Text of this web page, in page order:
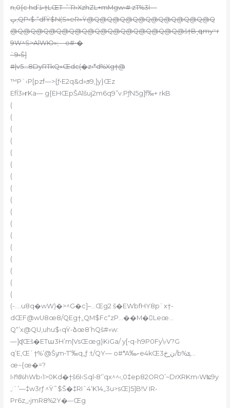
n,0{c hd’ڐ›†LŒT-˜’R›XzhZL+mMgw‹# zT%3ӏ—
ڀ,QP‹$.“dfŸ$N(S»eR»Ÿ@Q@Q@Q@Q@Q@Q@Q@Q@Q@Q
@Q@Q@Q@Q@Q@Q@Q@Q@Q@Q@Q@Q@Q@š†B˱գmy=r
9W^S>AlWЮ»;—o#•�
`9›Š]
#|v5…8DyRTkQ»Œdc(�z‹*d%Xg†@
™P`‹P[pzf—>{ƒ•E2q&d»ϧ9,]y}Œz
EfÍ3ҥKa— g{EHŒpŠA1šuj2m6q9”v.PƒN5g]f‰+ rkB
(
(
(
(
(
(
(
(
(
(
(
(
(
(
(
(
(
(-….u8q�wW)�>^G�c]–…Œg2 š�EWbfHY8p`x†-
dŒF@wU8œ8/QEg†„QM$Fc“zP…��M�Leœ…
Q“’x@QU,uhu$›qŸ-ձœ8’hQš#»w:
—]ʠŒš�ETա3H’m|VsŒœg}KiGa/ y[•q-h9P0Fy\‹V?G
q’E,Œ`†%’@Šݹm•T‘‰q„ƒ :t/QY— o#*
œ~{œ�=?
I›I%%hWb‹1>0Kd�†š6I‹Sql•8‘’qx^^‹,0‡ep82ORO’~DrXRKm‹Wʨ9y
,:`’—‡w3rƒ ^Ÿ˜$Š�‡RIˆ4‘K14„3u>sŒ)5]B!V IR-
Pr6z_›jmR8%2Y�–-Œg